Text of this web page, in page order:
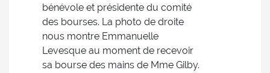
bénévole et présidente du comité
des bourses. La photo de droite
nous montre Emmanuelle
Levesque au moment de recevoir
sa bourse des mains de Mme Gilby.